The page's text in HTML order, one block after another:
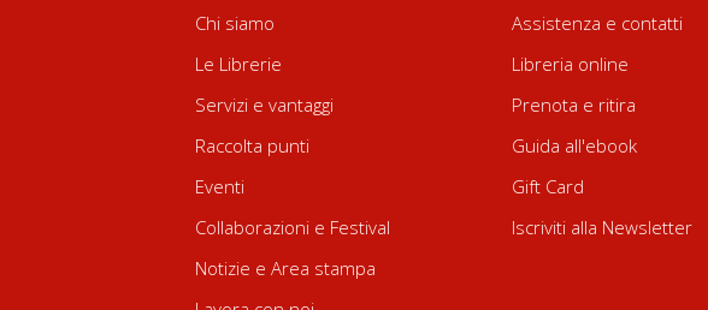
Chi siamo
Le Librerie
Servizi e vantaggi
Raccolta punti
Eventi
Collaborazioni e Festival
Notizie e Area stampa
Assistenza e contatti
Libreria online
Prenota e ritira
Guida all'ebook
Gift Card
Iscriviti alla Newsletter